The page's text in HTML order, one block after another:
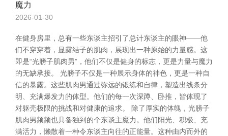
魔力
2026-01-30
在健身房里，总有一些东谈主招引了总计东谈主的眼神——他
们不穿穿着，显露结子的肌肉，展现出一种原始的力量感。这
即是“光膀子肌肉男”，他们不仅是健身的标志，更是力量与魔力
的无缺承接。 光膀子不仅是一种展示身体的神色，更是一种自
信的暴露。这些肌肉男通过弥远的锻练和自律，塑造出线条分
明、充满爆发力的体型。他们的每一次深蹲、卧推，皆体现了
对躯壳极限的挑战和对健康的追求。 除了厚实的体魄，光膀子
肌肉男频频也具备独到的个东谈主魔力。他们阳光、积极、充
满活力，懒散着一种令东谈主向往的正能量。这种由内而外的